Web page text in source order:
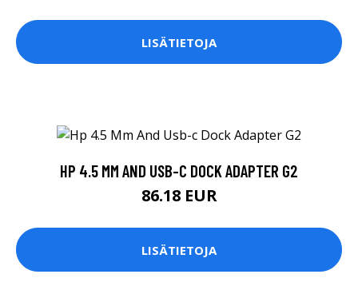
LISÄTIETOJA
HP 4.5 MM AND USB-C DOCK ADAPTER G2
86.18 EUR
LISÄTIETOJA